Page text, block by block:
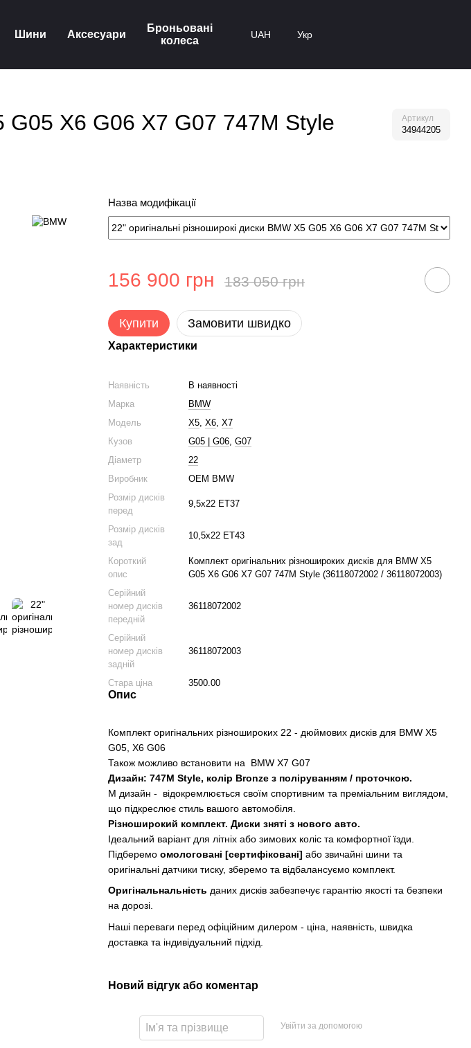
Шини Аксесуари
Броньовані
колеса
UAH Укр
G05 X6 G06 X7 G07 747M Style
Артикул
34944205
Назва модифікації
156 900 грн 183 050 грн
Купити Замовити швидко
Характеристики
Наявність
В наявності
Марка
BMW
Модель
X5,X6,X7
Кузов
G05 | G06,G07
Діаметр
22
Виробник
OEM BMW
Розмір дисків
перед
9,5x22 ET37
Розмір дисків
зад
10,5x22 ET43
Короткий
опис
Комплект оригінальних різношироких дисків для BMW X5
G05 X6 G06 X7 G07 747M Style (36118072002 / 36118072003)
Серійний
номер дисків
передній
36118072002
Серійний
номер дисків
задній
36118072003
Стара ціна 3500.00
Опис
Комплект оригінальних різношироких 22 - дюймових дисків для BMW X5
G05, X6 G06
Також можливо встановити на BMW X7 G07
Дизайн: 747M Style, колір Bronze з поліруванням / проточкою.
M дизайн - відокремлюється своїм спортивним та преміальним виглядом,
що підкреслює стиль вашого автомобіля.
Різноширокий комплект. Диски зняті з нового авто.
Ідеальний варіант для літніх або зимових коліс та комфортної їзди.
Підберемоомологовані [сертифіковані] або звичайні шини та
оригінальні датчики тиску, зберемо та відбалансуємо комплект.
Оригінальнальністьданих дисків забезпечує гарантію якості та безпеки
на дорозі.
Наші переваги перед офіційним дилером - ціна, наявність, швидка
доставка та індивідуальний підхід.
Новий відгук або коментар
Увійти за допомогою